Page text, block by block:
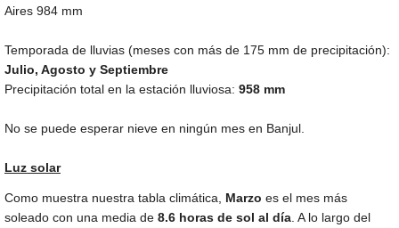
Aires 984 mm
Temporada de lluvias (meses con más de 175 mm de precipitación):
Julio, Agosto y Septiembre
Precipitación total en la estación lluviosa: 958 mm
No se puede esperar nieve en ningún mes en Banjul.
Luz solar
Como muestra nuestra tabla climática, Marzo es el mes más
soleado con una media de 8.6 horas de sol al día . A lo largo del